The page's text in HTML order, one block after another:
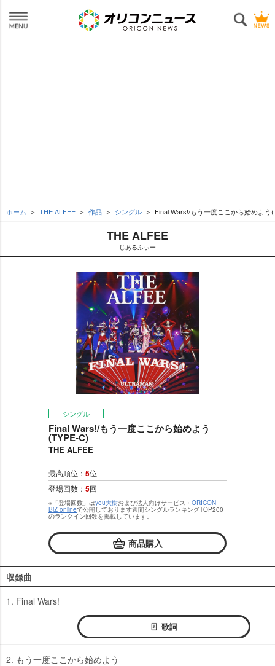
ホーム THE ALFEE 作品 シングル Final Wars!/もう一度ここから始めよう
THE ALFEE
じあるふぃー
シングル
Final Wars!/もう一度ここから始めよう
(TYPE-C)
THE ALFEE
最高順位： 5位
登場回数： 5回
※「登場回数」はyou大樹および法人向けサービス・ ORICON
BiZ onlineで公開しております週間シングルランキングTOP200
のランクイン回数を掲載しています。
商品購入
収録曲
1. Final Wars!
歌詞
2. もう一度ここから始めよう